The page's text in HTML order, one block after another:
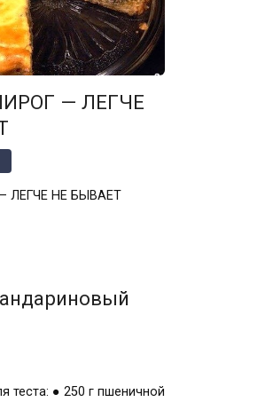
— ЛЕГЧЕ
ЛЕГЧЕ НЕ БЫВАЕТ
теста: ● 250 г пшеничной